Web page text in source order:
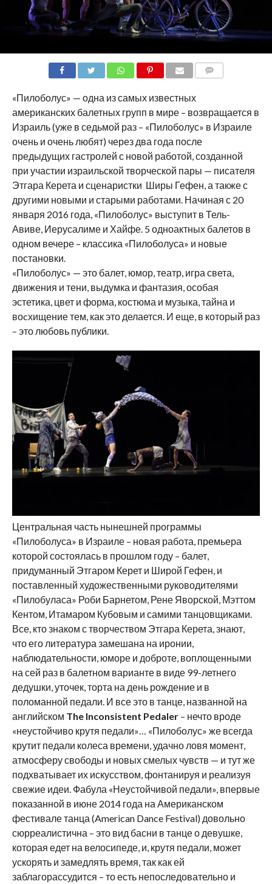
«Пилоболус» — одна из самых известных
американских балетных групп в мире – возвращается в
Израиль (уже в седьмой раз – «Пилоболус» в Израиле
очень и очень любят) через два года после
предыдущих гастролей с новой работой, созданной
при участии израильской творческой пары — писателя
Этгара Керета и сценаристки Ширы Гефен, а также с
другими новыми и старыми работами. Начиная с 20
января 2016 года, «Пилоболус» выступит в Тель-
Авиве, Иерусалиме и Хайфе. 5 одноактных балетов в
одном вечере – классика «Пилоболуса» и новые
постановки.
«Пилоболус» — это балет, юмор, театр, игра света,
движения и тени, выдумка и фантазия, особая
эстетика, цвет и форма, костюма и музыка, тайна и
воcхищение тем, как это делается. И еще, в который раз
– это любовь публики.
Центральная часть нынешней программы
«Пилоболуса» в Израиле – новая работа, премьера
которой состоялась в прошлом году – балет,
придуманный Этгаром Керет и Широй Гефен, и
поставленный художественными руководителями
«Пилобуласа» Роби Барнетом, Рене Яворской, Мэттом
Кентом, Итамаром Кубовым и самими танцовщиками.
Все, кто знаком с творчеством Этгара Керета, знают,
что его литература замешана на иронии,
наблюдательности, юморе и доброте, воплощенными
на сей раз в балетном варианте в виде 99-летнего
дедушки, уточек, торта на день рождение и в
поломанной педали. И все это в танце, названной на
английском The Inconsistent Pedaler– нечто вроде
«неустойчиво крутя педали»… «Пилоболус» же всегда
крутит педали колеса времени, удачно ловя момент,
атмосферу свободы и новых смелых чувств — и тут же
подхватывает их искусством, фонтанируя и реализуя
свежие идеи. Фабула «Неустойчивой педали», впервые
показанной в июне 2014 года на Американском
фестивале танца (American Dance Festival) довольно
сюрреалистична – это вид басни в танце о девушке,
которая едет на велосипеде, и, крутя педали, может
ускорять и замедлять время, так как ей
заблагорассудится – то есть непоследовательно и